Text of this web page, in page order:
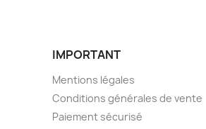
IMPORTANT
Mentions légales
Conditions générales de vente
Paiement sécurisé